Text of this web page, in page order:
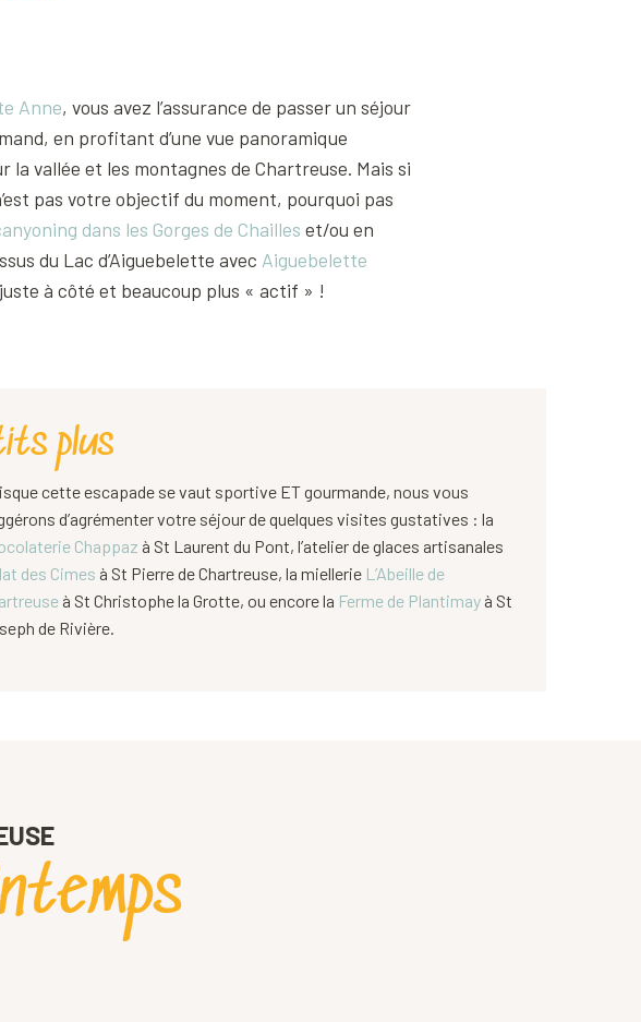
Anne, vous avez l’assurance de passer un séjour
en profitant d’une vue panoramique
la vallée et les montagnes de Chartreuse. Mais si
pas votre objectif du moment, pourquoi pas
dans les Gorges de Chailles et/ou en
du Lac d’Aiguebelette avec Aiguebelette
juste à côté et beaucoup plus « actif » !
plus
cette escapade se vaut sportive ET gourmande, nous vous
d’agrémenter votre séjour de quelques visites gustatives : la
Chappaz à St Laurent du Pont, l’atelier de glaces artisanales
des Cimes à St Pierre de Chartreuse, la miellerie L’Abeille de
à St Christophe la Grotte, ou encore la Ferme de Plantimay à St
de Rivière.